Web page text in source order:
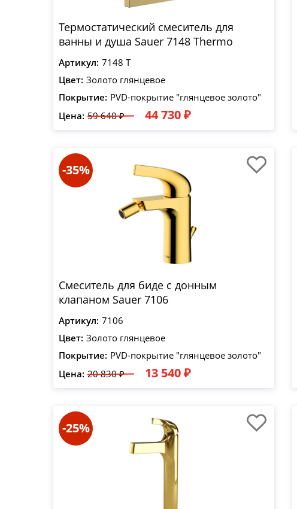
Термостатический смеситель для
ванны и душа Sauer 7148 Thermo
Артикул: 7148 T
Цвет: Золото глянцевое
Покрытие: PVD-покрытие "глянцевое золото"
Цена: 59 640 ₽ 44 730 ₽
-35%
Смеситель для биде с донным
клапаном Sauer 7106
Артикул: 7106
Цвет: Золото глянцевое
Покрытие: PVD-покрытие "глянцевое золото"
Цена: 20 830 ₽ 13 540 ₽
-25%